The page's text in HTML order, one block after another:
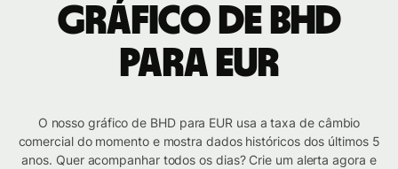
Gráfico de BHD
para EUR
O nosso gráfico de BHD para EUR usa a taxa de câmbio
comercial do momento e mostra dados históricos dos últimos 5
anos. Quer acompanhar todos os dias? Crie um alerta agora e